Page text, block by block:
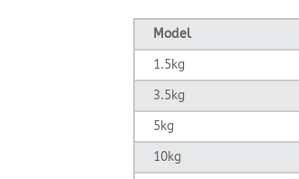
Model
1.5kg
3.5kg
5kg
10kg